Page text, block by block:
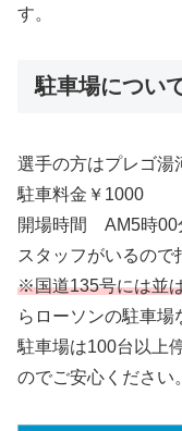
す。 湘南西
駐車場につい
選手の方はプレゴ湯
駐車料金￥1000
開場時間 AM5時00
スタッフがいるので
※国道135号には並
らローソンの駐車場
駐車場は100台以上
のでご安心ください。